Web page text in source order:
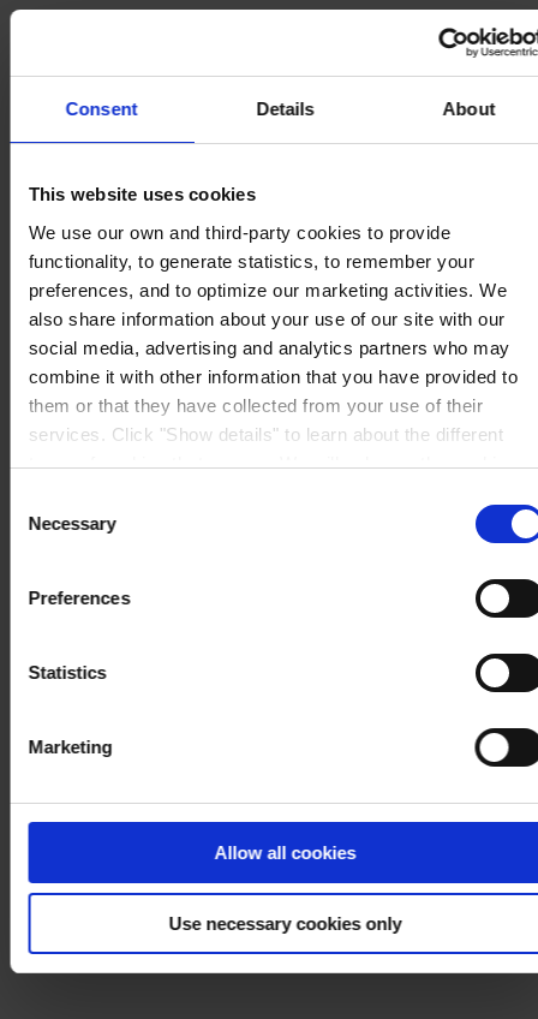
Consent Details About
This website uses cookies
We use our own and third-party cookies to provide
functionality, to generate statistics, to remember your
preferences, and to optimize our marketing activities. We
also share information about your use of our site with our
social media, advertising and analytics partners who may
combine it with other information that you have provided to
them or that they have collected from your use of their
services. Click "Show details" to learn about the different
types of cookies that we use. We will only use the cookies
cookies after having received your consent. You may
withdraw your consent at any time by using the link in our
. If you would like to know more how we
process your personal data, please visit our
Selection
Necessary
Preferences
Statistics
Marketing
Allow all cookies
Use necessary cookies only
OFICINA PRINCIPAL Y FÁBRICAPinturas Hempel,
Avinguda de Sentmenat 108
PÓNGASE EN CONTACTO CON NOSOTROSTel: +34
937130000
Fax: +34 937130368
Mail: general.es@hempel.com